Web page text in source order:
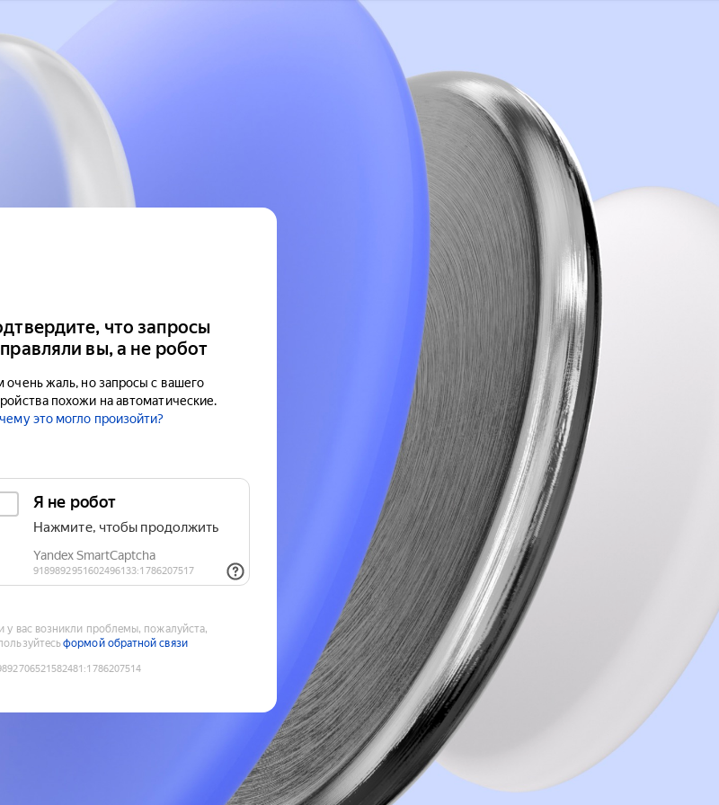
что запросы
вы, а не робот
очень жаль, но запросы с вашего
похожи на автоматические.
это могло произойти?
у вас возникли проблемы, пожалуйста,
формой обратной связи
:1786207514